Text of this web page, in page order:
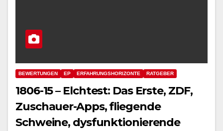
BEWERTUNGEN EP ERFAHRUNGSHORIZONTE RATGEBER
1806-15 – Elchtest: Das Erste, ZDF,
Zuschauer-Apps, fliegende
Schweine, dysfunktionierende